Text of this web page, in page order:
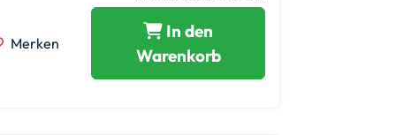
Merken
In den
Warenkorb